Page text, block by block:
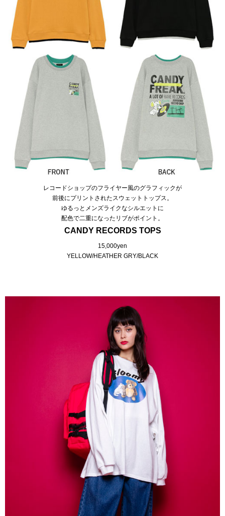
レコードショップのフライヤー風のグラフィックが
前後にプリントされたスウェットトップス。
ゆるっとメンズライクなシルエットに
配色で二重になったリブがポイント。
CANDY RECORDS TOPS
15,000yen
YELLOW/HEATHER GRY/BLACK